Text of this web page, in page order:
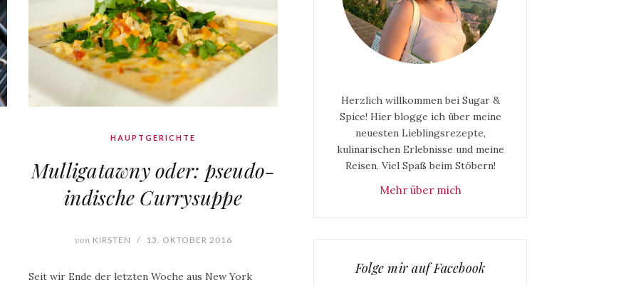
HAUPTGERICHTE
Mulligatawny oder: pseudo-
indische Currysuppe
von KIRSTEN / 13. OKTOBER 2016
Seit wir Ende der letzten Woche aus New York
Herzlich willkommen bei Sugar &
Spice! Hier blogge ich über meine
neuesten Lieblingsrezepte,
kulinarischen Erlebnisse und meine
Reisen. Viel Spaß beim Stöbern!
Mehr über mich
Folge mir auf Facebook